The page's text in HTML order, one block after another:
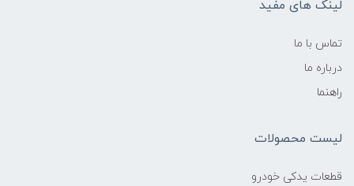
لینک های مفید
تماس با ما
درباره ما
راهنما
لیست محصولات
قطعات یدکی خودرو